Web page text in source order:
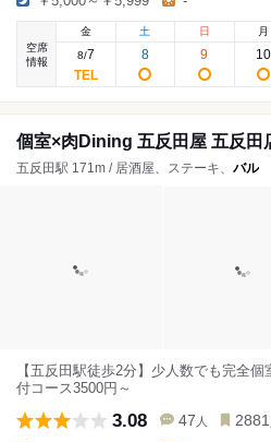
空席
情報
金
8/7
土
8
日
9
月
10
個室×肉Dining 五反田屋 五反田
五反田駅 171m / 居酒屋、ステーキ、 バル
【五反田駅徒歩2分】少人数でも完全
付コース3500円～
3.08 47 人 2881